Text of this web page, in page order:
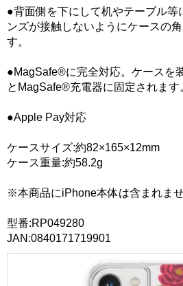
●背面側を下にして机やテーブル等
ンズが接触しないようにケースの
す。
●MagSafe®に完全対応。ケースを
とMagSafe®充電器に固定されます
●Apple Pay対応
ケースサイズ:約82×165×12mm
ケース重量:約58.2g
※本商品にiPhone本体は含まれませ
型番:RP049280
JAN:0840171719901